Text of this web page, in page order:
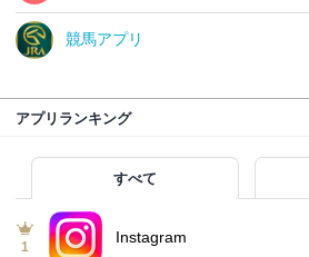
競馬アプリ
アプリランキング
すべて
1
Instagram